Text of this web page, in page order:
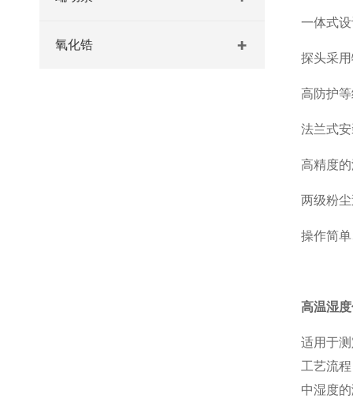
氧化锆
一体式
探头采
高防护
法兰式
高精度
两级粉
操作简
高温湿
适用于
工艺流
中湿度